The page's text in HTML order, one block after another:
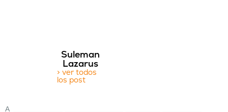
Suleman
Lazarus
> ver todos
los post
A